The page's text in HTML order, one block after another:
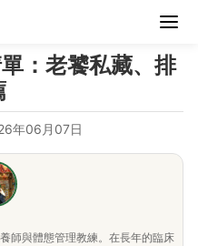
：老饕私藏、排
年06月07日
師與體態管理教練。在長年的臨床